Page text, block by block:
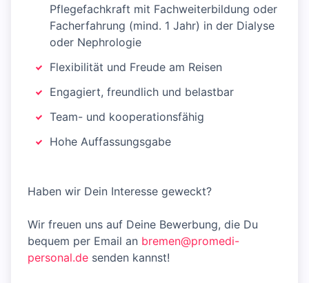
Pflegefachkraft mit Fachweiterbildung oder
Facherfahrung (mind. 1 Jahr) in der Dialyse
oder Nephrologie
Flexibilität und Freude am Reisen
Engagiert, freundlich und belastbar
Team- und kooperationsfähig
Hohe Auffassungsgabe
Haben wir Dein Interesse geweckt?
Wir freuen uns auf Deine Bewerbung, die Du
bequem per Email an bremen@promedi-
personal.de senden kannst!